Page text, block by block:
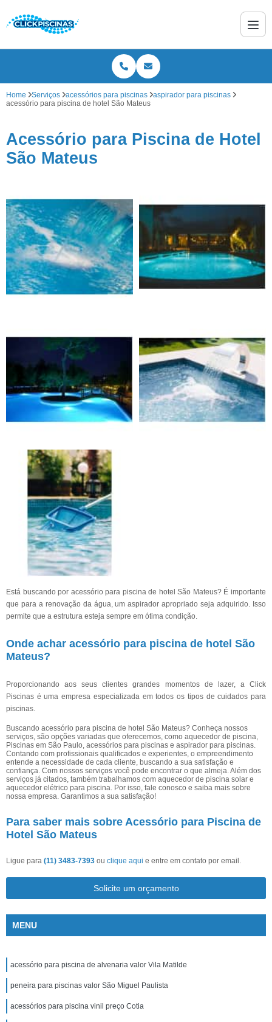
Home Serviços acessórios para piscinas
aspirador para piscinas
acessório para piscina de hotel São Mateus
Acessório para Piscina de Hotel
São Mateus
Está buscando por acessório para piscina de hotel São Mateus? É importante
que para a renovação da água, um aspirador apropriado seja adquirido. Isso
permite que a estrutura esteja sempre em ótima condição.
Onde achar acessório para piscina de hotel São
Mateus?
Proporcionando aos seus clientes grandes momentos de lazer, a Click
Piscinas é uma empresa especializada em todos os tipos de cuidados para
piscinas.
Buscando acessório para piscina de hotel São Mateus? Conheça nossos
serviços, são opções variadas que oferecemos, como aquecedor de piscina,
Piscinas em São Paulo, acessórios para piscinas e aspirador para piscinas.
Contando com profissionais qualificados e experientes, o empreendimento
entende a necessidade de cada cliente, buscando a sua satisfação e
confiança. Com nossos serviços você pode encontrar o que almeja. Além dos
serviços já citados, também trabalhamos com aquecedor de piscina solar e
aquecedor elétrico para piscina. Por isso, fale conosco e saiba mais sobre
nossa empresa. Garantimos a sua satisfação!
Para saber mais sobre Acessório para Piscina de
Hotel São Mateus
Ligue para (11) 3483-7393 ou clique aqui e entre em contato por email.
Solicite um orçamento
MENU
acessório para piscina de alvenaria valor Vila Matilde
peneira para piscinas valor São Miguel Paulista
acessórios para piscina vinil preço Cotia